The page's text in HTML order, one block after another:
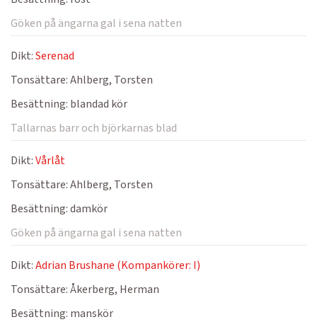
Göken på ängarna gal i sena natten
Dikt:Serenad
Tonsättare:Ahlberg, Torsten
Besättning: blandad kör
Tallarnas barr och björkarnas blad
Dikt:Vårlåt
Tonsättare:Ahlberg, Torsten
Besättning:damkör
Göken på ängarna gal i sena natten
Dikt:Adrian Brushane (Kompankörer: I)
Tonsättare:Åkerberg, Herman
Besättning: manskör